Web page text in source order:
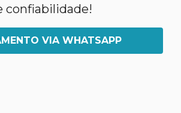
confiabilidade!
VIA WHATSAPP